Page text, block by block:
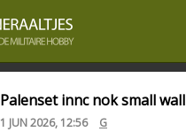
Palenset innc nok small wall
1 JUN 2026, 12:56 G